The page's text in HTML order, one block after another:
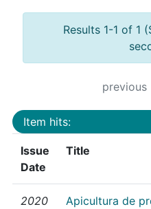
Results 1-1 of 1
previous
Item hits:
Issue
Date
Title
2020
Apicultura de